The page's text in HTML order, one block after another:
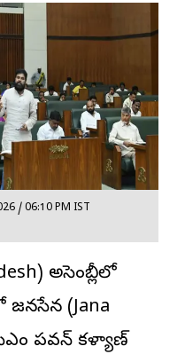
/ 06:10 PM IST
అసెంబ్లీలో
(Jana
పవన్ కళ్యాణ్